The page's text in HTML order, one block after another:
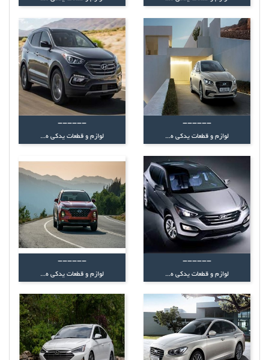
------
لوازم و قطعات یدکی ه...
------
لوازم و قطعات یدکی ه...
------
لوازم و قطعات یدکی ه...
------
لوازم و قطعات یدکی ه...